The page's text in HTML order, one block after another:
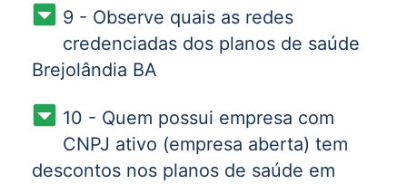
9 - Observe quais as redes
credenciadas dos planos de saúde
Brejolândia BA
10 - Quem possui empresa com
CNPJ ativo (empresa aberta) tem
descontos nos planos de saúde em